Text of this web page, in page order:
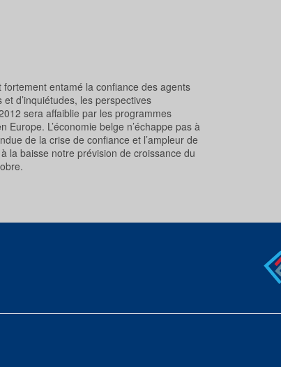
entamé la confiance des agents
d’inquiétudes, les perspectives
sera affaiblie par les programmes
L’économie belge n’échappe pas à
de la crise de confiance et l’ampleur de
la baisse notre prévision de croissance du